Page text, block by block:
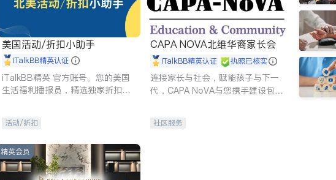
美国活动/折扣小助手
iTalkBB精英认证
iTalkBB精英 官方账号。您的美国
生活福利播报员，精选独家折扣、
活动/折扣
CAPA NOVA北维华裔家长会
iTalkBB精英认证 执照已核实
连接家长与社会，赋能孩子与下一
代，CAPA NoVA与您携手建设包
社区服务
精英会员